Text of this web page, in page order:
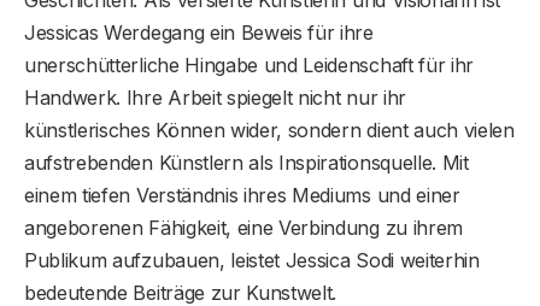
Jessicas Werdegang ein Beweis für ihre
unerschütterliche Hingabe und Leidenschaft für ihr
Handwerk. Ihre Arbeit spiegelt nicht nur ihr
künstlerisches Können wider, sondern dient auch vielen
aufstrebenden Künstlern als Inspirationsquelle. Mit
einem tiefen Verständnis ihres Mediums und einer
angeborenen Fähigkeit, eine Verbindung zu ihrem
Publikum aufzubauen, leistet Jessica Sodi weiterhin
bedeutende Beiträge zur Kunstwelt.